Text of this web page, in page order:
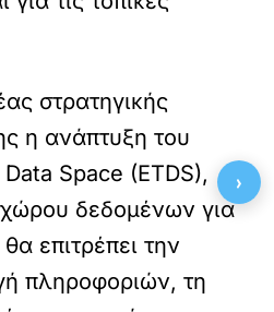
στρατηγικής
η ανάπτυξη του
Space (ETDS),
δεδομένων για
επιτρέπει την
πληροφοριών, τη
›